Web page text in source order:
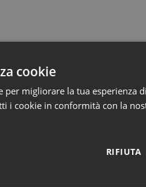
Spallanzani: capire la
riconoscimento come Istituto di
cookie
per migliorare la tua esperienza
i cookie in conformità con la
RIFIUTA